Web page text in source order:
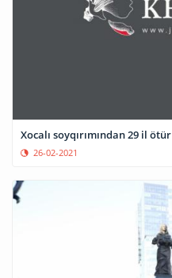
Xocalı soyqırımından 29 il ötür
26-02-2021